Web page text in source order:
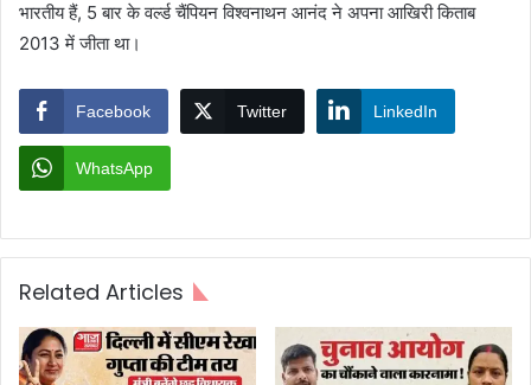
भारतीय हैं, 5 बार के वर्ल्ड चैंपियन विश्वनाथन आनंद ने अपना आखिरी किताब
2013 में जीता था।
Facebook Twitter LinkedIn
WhatsApp
Related Articles